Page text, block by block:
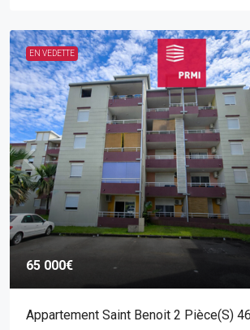
EN VEDETTE
65 000€
Appartement Saint Benoit 2 Pièce(s)